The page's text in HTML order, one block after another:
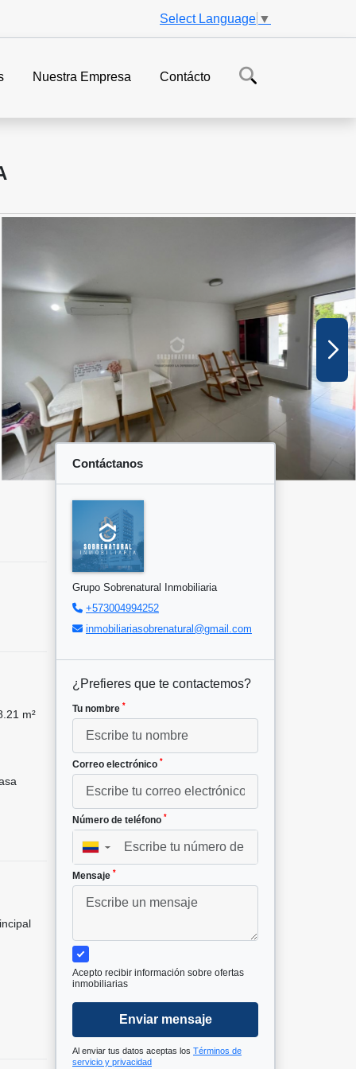
Select Language ▼
Nuestra Empresa Contácto
m²
Contáctanos
Grupo Sobrenatural Inmobiliaria
+573004994252
inmobiliariasobrenatural@gmail.com
¿Prefieres que te contactemos?
Tu nombre *
Correo electrónico *
Número de teléfono *
▼
Mensaje *
Acepto recibir información sobre ofertas
inmobiliarias
Enviar mensaje
Al enviar tus datos aceptas los Términos de
servicio y privacidad